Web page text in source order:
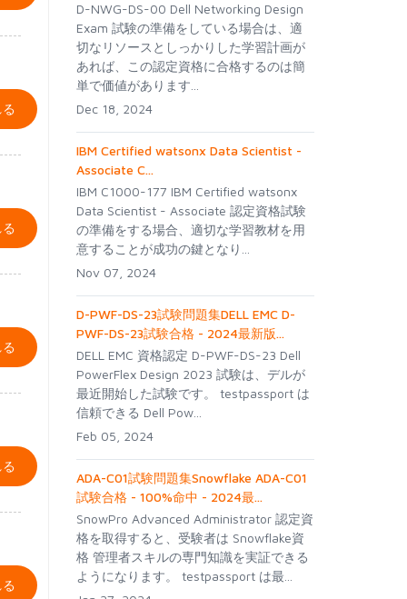
D-NWG-DS-00 Dell Networking Design
Exam 試験の準備をしている場合は、適
切なリソースとしっかりした学習計画が
あれば、この認定資格に合格するのは簡
単で価値があります...
Dec 18, 2024
IBM Certified watsonx Data Scientist -
Associate C...
IBM C1000-177 IBM Certified watsonx
Data Scientist - Associate 認定資格試験
の準備をする場合、適切な学習教材を用
意することが成功の鍵となり...
Nov 07, 2024
D-PWF-DS-23試験問題集DELL EMC D-
PWF-DS-23試験合格 - 2024最新版...
DELL EMC 資格認定 D-PWF-DS-23 Dell
PowerFlex Design 2023 試験は、デルが
最近開始した試験です。 testpassport は
信頼できる Dell Pow...
Feb 05, 2024
ADA-C01試験問題集Snowflake ADA-C01
試験合格 - 100%命中 - 2024最...
SnowPro Advanced Administrator 認定資
格を取得すると、受験者は Snowflake資
格 管理者スキルの専門知識を実証できる
ようになります。 testpassport は最...